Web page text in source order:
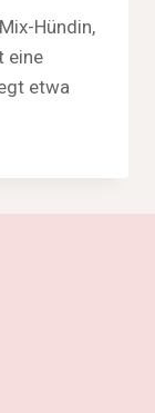
Hündin,
eine
etwa